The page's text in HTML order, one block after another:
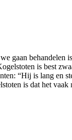
gaan behandelen
is best
“Hij is lang en
is dat het